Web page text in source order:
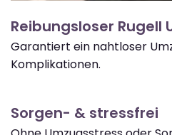
Reibungsloser Rugell
Garantiert ein nahtloser
Komplikationen.
Sorgen- & stressfrei